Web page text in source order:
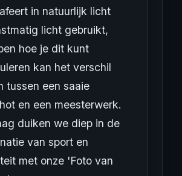
in natuurlijk licht
licht gebruikt,
hoe je dit kunt
kan het verschil
tussen een saaie
en een meesterwerk.
duiken we diep in de
van sport en
met onze 'Foto van